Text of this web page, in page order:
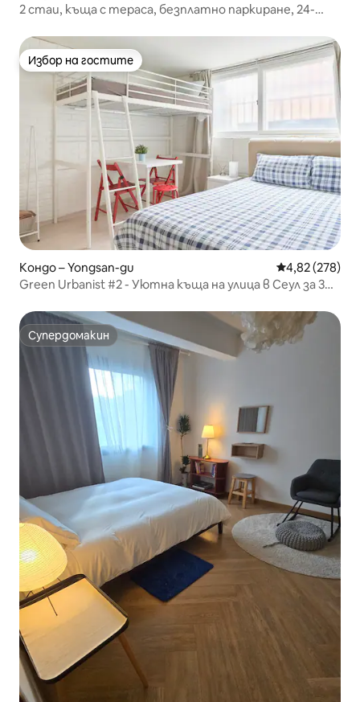
2 стаи, къща с тераса, безплатно паркиране, 24-
минути пеша до метрото, асансьор
Избор на гостите
Избор на гостите
Кондо – Yongsan-gu Средна
4,82 (278)
Green Urbanist #2 - Уютна къща на улица в Сеул за 3
Супердомакин
Супердомакин